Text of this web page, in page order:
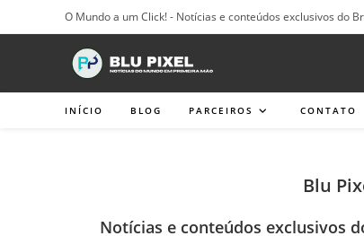
para
O Mundo a um Click! - Notícias e conteúdos exclusivos do
INÍCIO BLOG PARCEIROS CONTATO
Blu
Notícias e conteúdos exclusivos